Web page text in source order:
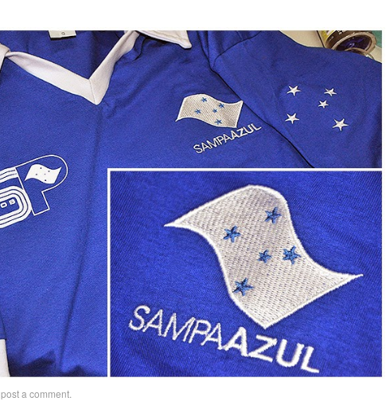
post a comment.